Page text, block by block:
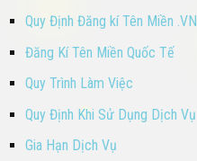
Quy Định Đăng kí Tên Miền .VN
Đăng Kí Tên Miền Quốc Tế
Quy Trình Làm Việc
Quy Định Khi Sử Dụng Dịch Vụ
Gia Hạn Dịch Vụ